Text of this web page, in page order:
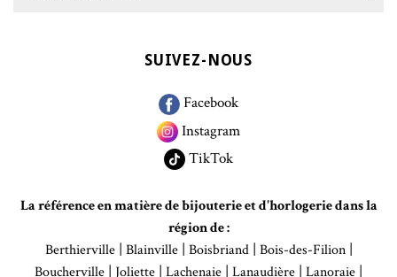
SUIVEZ-NOUS
Facebook
Instagram
TikTok
La référence en matière de bijouterie et d'horlogerie dans la
région de :
Berthierville| Blainville| Boisbriand| Bois-des-Filion|
Boucherville | Joliette | Lachenaie | Lanaudière | Lanoraie |